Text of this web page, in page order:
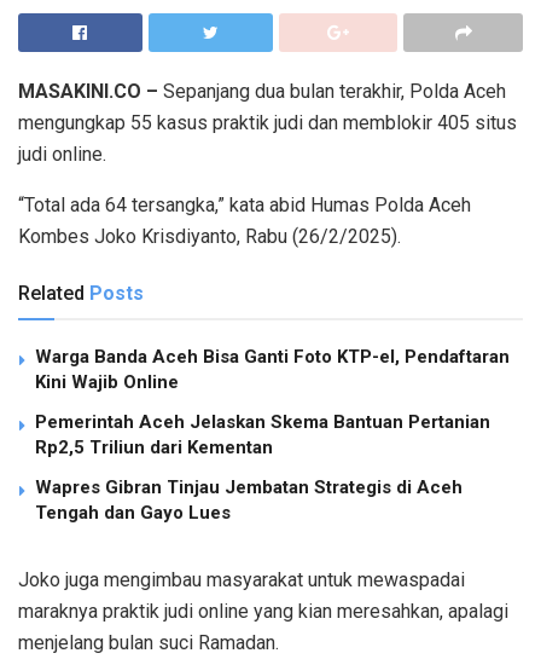
MASAKINI.CO – Sepanjang dua bulan terakhir, Polda Aceh
mengungkap 55 kasus praktik judi dan memblokir 405 situs
judi online.
“Total ada 64 tersangka,” kata abid Humas Polda Aceh
Kombes Joko Krisdiyanto, Rabu (26/2/2025).
Related Posts
Warga Banda Aceh Bisa Ganti Foto KTP-el, Pendaftaran
Kini Wajib Online
Pemerintah Aceh Jelaskan Skema Bantuan Pertanian
Rp2,5 Triliun dari Kementan
Wapres Gibran Tinjau Jembatan Strategis di Aceh
Tengah dan Gayo Lues
Joko juga mengimbau masyarakat untuk mewaspadai
maraknya praktik judi online yang kian meresahkan, apalagi
menjelang bulan suci Ramadan.